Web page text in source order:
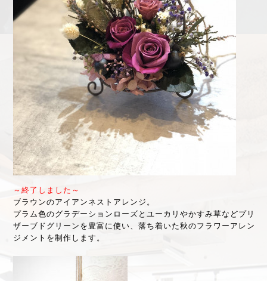
～終了しました～
ブラウンのアイアンネストアレンジ。
プラム色のグラデーションローズとユーカリやかすみ草などプリ
ザーブドグリーンを豊富に使い、落ち着いた秋のフラワーアレン
ジメントを制作します。